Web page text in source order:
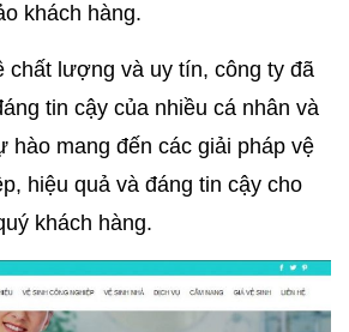
khách hàng.
chất lượng và uy tín, công ty đã
tin cậy của nhiều cá nhân và
hào mang đến các giải pháp vệ
hiệu quả và đáng tin cậy cho
khách hàng.